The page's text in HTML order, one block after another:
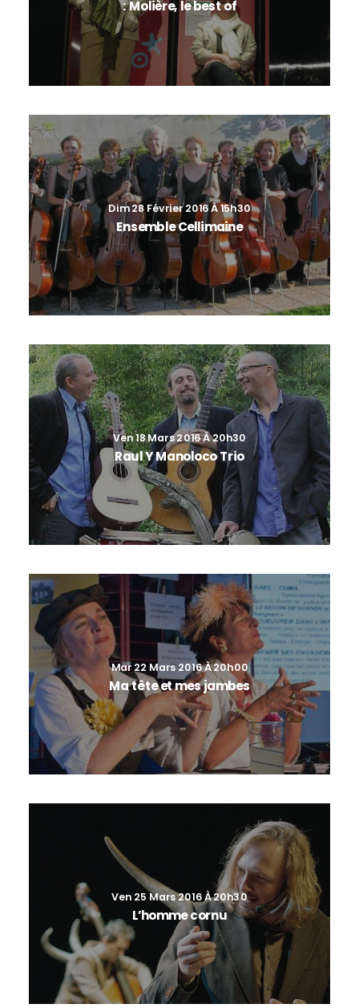
: Molière, le best of
Dim 28 Février 2016 À 15h30
Ensemble Cellimaine
Ven 18 Mars 2016 À 20h30
Raul Y Manoloco Trio
Mar 22 Mars 2016 À 20h00
Ma tête et mes jambes
Ven 25 Mars 2016 À 20h30
L’homme cornu